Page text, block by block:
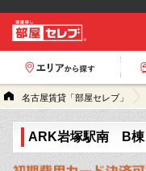
名古屋賃貸「部屋セレブ」
ARK岩塚駅南 B棟